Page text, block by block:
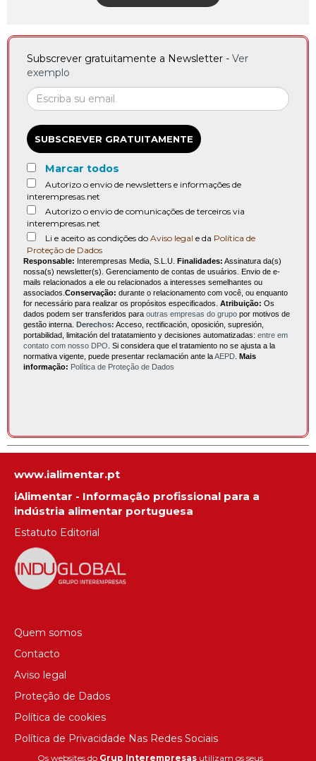
Os websites do Grup Interempresasutilizam os seus
Subscrever gratuitamente a Newsletter - Ver
exemplo
SUBSCREVER GRATUITAMENTE
Marcar todos
Autorizo o envio de newsletters e informações de
interempresas.net
Autorizo o envio de comunicações de terceiros via
interempresas.net
Li e aceito as condições do Aviso legal e da Política de
Proteção de Dados
Responsable: Interempresas Media, S.L.U. Finalidades: Assinatura da(s)
nossa(s) newsletter(s). Gerenciamento de contas de usuários. Envio de e-
mails relacionados a ele ou relacionados a interesses semelhantes ou
associados. Conservação: durante o relacionamento com você, ou enquanto
for necessário para realizar os propósitos especificados. Atribuição: Os
dados podem ser transferidos para outras empresas do grupo por motivos de
gestão interna. Derechos: Acceso, rectificación, oposición, supresión,
portabilidad, limitación del tratatamiento y decisiones automatizadas: entre em
contato com nosso DPO . Si considera que el tratamiento no se ajusta a la
normativa vigente, puede presentar reclamación ante laAEPD Mais
informação: Política de Proteção de Dados
www.ialimentar.pt
iAlimentar - Informação profissional para a
indústria alimentar portuguesa
Estatuto Editorial
Quem somos
Contacto
Aviso legal
Proteção de Dados
Política de cookies
Política de Privacidade Nas Redes Sociais